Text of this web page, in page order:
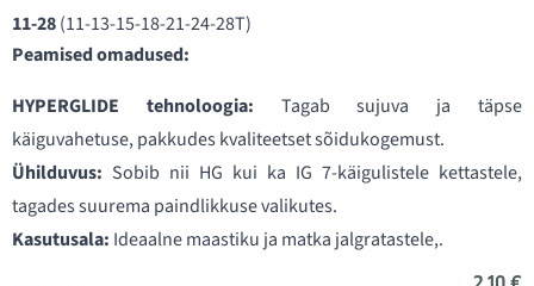
11-28(11-13-15-18-21-24-28T)
Peamised omadused:
HYPERGLIDE tehnoloogia: Tagab sujuva ja täpse
käiguvahetuse, pakkudes kvaliteetset sõidukogemust.
Ühilduvus: Sobib nii HG kui ka IG 7-käigulistele kettastele,
tagades suurema paindlikkuse valikutes.
Kasutusala: Ideaalne maastiku ja matka jalgratastele,.